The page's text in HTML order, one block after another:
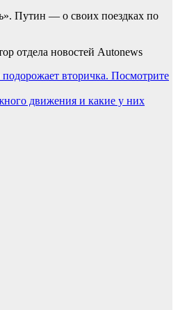
отдела новостей Autonews
подорожает вторичка. Посмотрите
движения и какие у них